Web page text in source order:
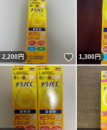
2,200円 いいね！
1,300円